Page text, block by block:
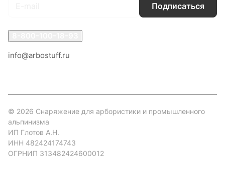
Подписаться
info@arbostuff.ru
© 2026 Снаряжение для арбористики и промышленного
альпинизма
ИП Глотов А.Н.
ИНН 482424174743
ОГРНИП 313482424600012